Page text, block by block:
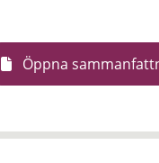
Öppna